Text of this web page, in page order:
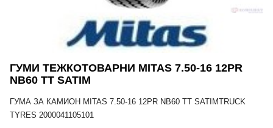
ГУМИ ТЕЖКОТОВАРНИ MITAS 7.50-16 12PR
NB60 TT SATIM
ГУМА ЗА КАМИОН MITAS 7.50-16 12PR NB60 TT SATIMTRUCK
TYRES 2000041105101